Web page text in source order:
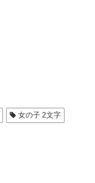
女の子 2文字